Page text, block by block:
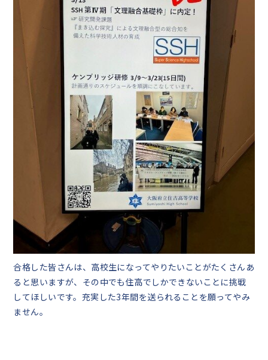
合格した皆さんは、高校生になってやりたいことがたくさんあ
ると思いますが、その中でも住高でしかできないことに挑戦
してほしいです。充実した3年間を送られることを願ってやみ
ません。